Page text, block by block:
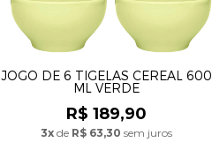
JOGO DE 6 TIGELAS CEREAL 600
ML VERDE
R$ 189,90
3x de R$ 63,30 sem juros